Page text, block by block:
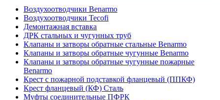
Воздухоотводчики Benarmo
Воздухоотводчики Tecofi
Демонтажная вставка
ДРК стальных и чугунных труб
Клапаны и затворы обратные стальные Benarmo
Клапаны и затворы обратные чугунные Benarmo
Клапаны и затворы обратные чугунные пожарные
Benarmo
Крест с пожарной подставкой фланцевый (ППКФ)
Крест фланцевый (КФ) Сталь
Муфты соединительные ПФРК